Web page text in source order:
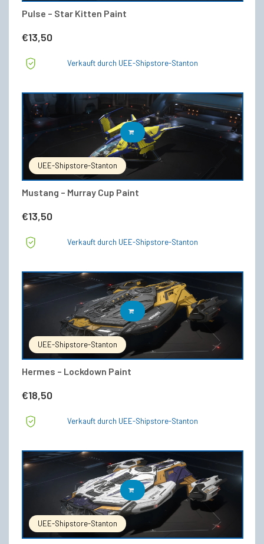
Pulse – Star Kitten Paint
€13,50
Verkauft durch UEE-Shipstore-Stanton
UEE-Shipstore-Stanton
Mustang – Murray Cup Paint
€13,50
IN DEN WARENKORB
Verkauft durch UEE-Shipstore-Stanton
UEE-Shipstore-Stanton
Hermes – Lockdown Paint
€18,50
IN DEN WARENKORB
Verkauft durch UEE-Shipstore-Stanton
UEE-Shipstore-Stanton
IN DEN WARENKORB